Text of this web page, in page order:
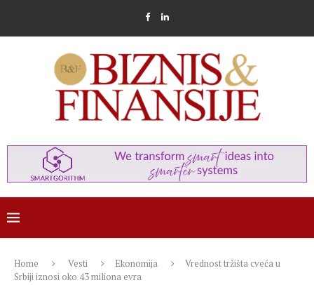
Home Vesti Ekonomija
Vrednost tržišta cveća u
Srbiji iznosi oko 43 miliona evra